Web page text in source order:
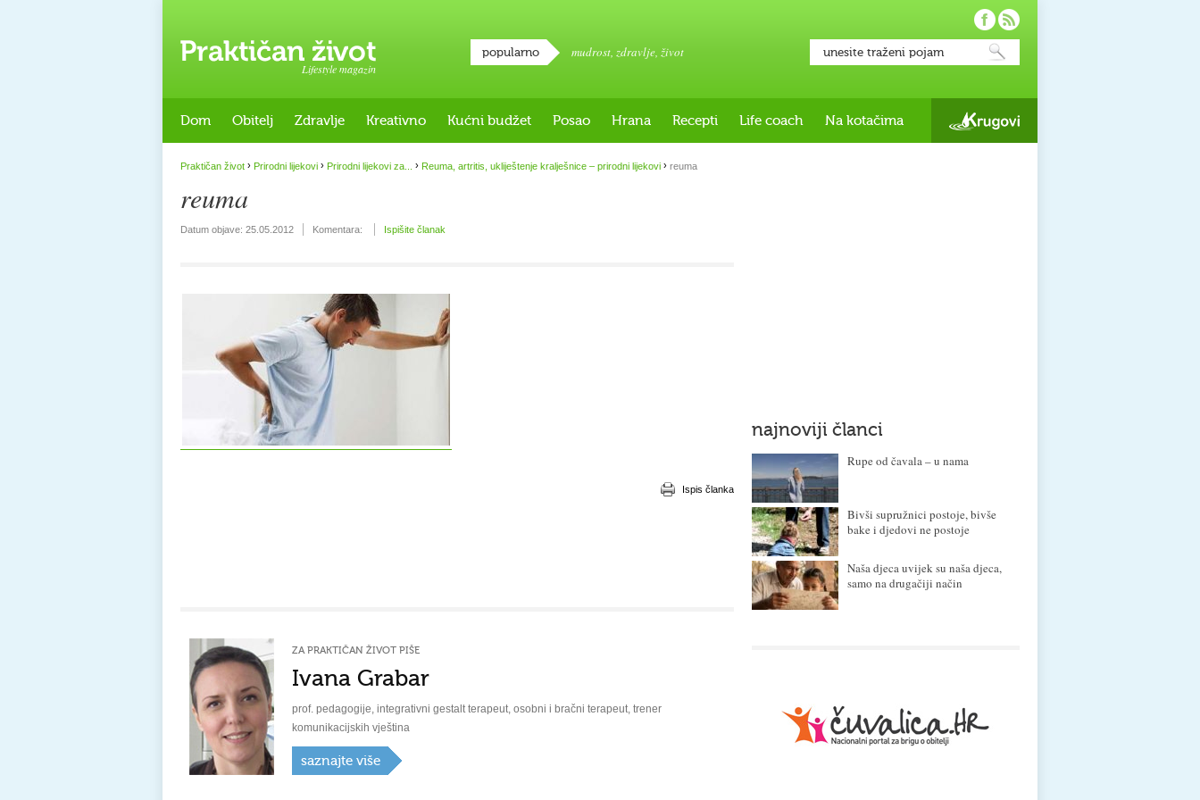
Lifestyle magazin
popularno mudrost, zdravlje, život
Dom Obitelj Zdravlje Kreativno Kućni budžet Posao Hrana Recepti Life coach Na kotačima
Praktičan život › Prirodni lijekovi › Prirodni lijekovi za... › Reuma, artritis, ukliještenje kralješnice – prirodni lijekovi › reuma
reuma
Datum objave: 25.05.2012 Komentara: Ispišite članak
Ispis članka
ZA PRAKTIČAN ŽIVOT PIŠE
Ivana Grabar
prof. pedagogije, integrativni gestalt terapeut, osobni i bračni terapeut, trener
komunikacijskih vještina
saznajte više
najnoviji članci
Rupe od čavala – u nama
Bivši supružnici postoje, bivše
bake i djedovi ne postoje
Naša djeca uvijek su naša djeca,
samo na drugačiji način